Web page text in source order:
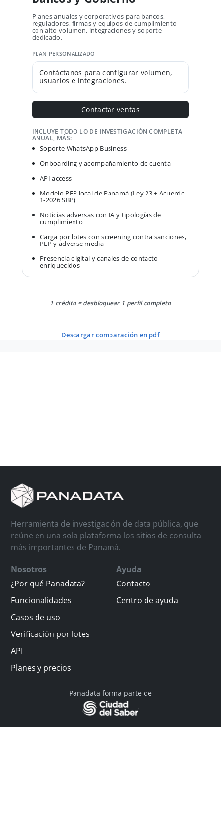
Planes anuales y corporativos para bancos,
reguladores, firmas y equipos de cumplimiento
con alto volumen, integraciones y soporte
dedicado.
PLAN PERSONALIZADO
Contáctanos para configurar volumen,
usuarios e integraciones.
Contactar ventas
INCLUYE TODO LO DE INVESTIGACIÓN COMPLETA
ANUAL, MÁS:
Soporte WhatsApp Business
Onboarding y acompañamiento de cuenta
API access
Modelo PEP local de Panamá (Ley 23 + Acuerdo
1-2026 SBP)
Noticias adversas con IA y tipologías de
cumplimiento
Carga por lotes con screening contra sanciones,
PEP y adverse media
Presencia digital y canales de contacto
enriquecidos
1 crédito = desbloquear 1 perfil completo
descargar comparación en pdf
Herramienta de investigación de data pública, que
reúne en una sola plataforma los sitios de consulta
más importantes de Panamá.
Nosotros
¿Por qué Panadata?
Funcionalidades
Casos de uso
Verificación por lotes
API
Planes y precios
Ayuda
Contacto
Centro de ayuda
Panadata forma parte de